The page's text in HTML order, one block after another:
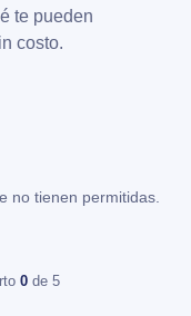
te pueden
costo.
no tienen permitidas.
0 de 5